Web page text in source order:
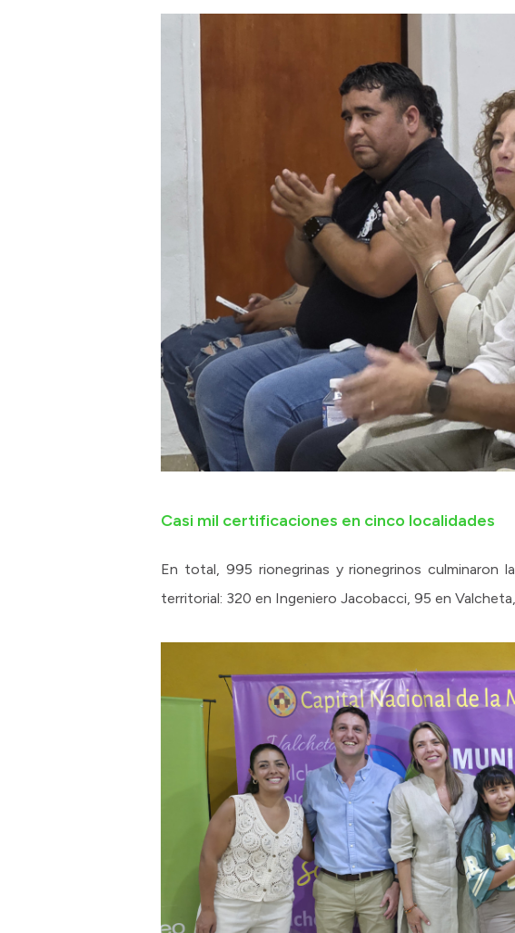
Casi mil certificaciones en cinco localidades
En total, 995 rionegrinas y rionegrinos culminaron
territorial: 320 en Ingeniero Jacobacci, 95 en